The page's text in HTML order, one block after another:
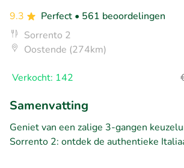
9.3 Perfect • 561 beoordelingen
Sorrento 2
Oostende (274km)
Verkocht: 142
Samenvatting
Geniet van een zalige 3-gangen
Sorrento 2: ontdek de authentieke